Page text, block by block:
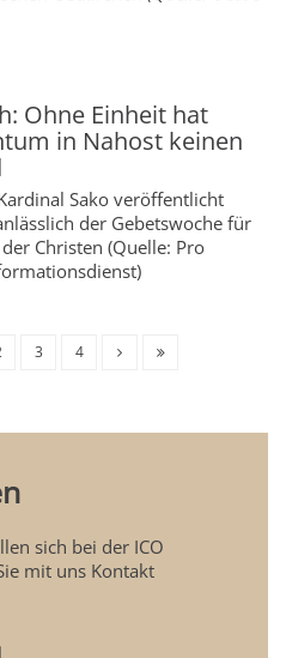
Ohne Einheit hat
in Nahost keinen
Sako veröffentlicht
der Gebetswoche für
Christen (Quelle: Pro
3 4
sich bei der ICO
mit uns Kontakt